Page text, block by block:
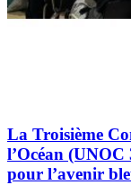
La Troisième
l’Océan (UNOC
pour l’avenir